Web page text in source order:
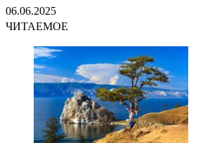
06.06.2025
ЧИТАЕМОЕ